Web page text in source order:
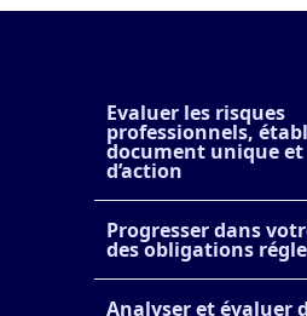
Evaluer les risques
professionnels,
document unique et
d’action
Progresser dans
des obligations
Analyser et évaluer